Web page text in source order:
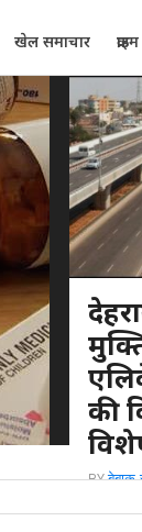
खेल समाचार क्राइम
की
BYबेबाक